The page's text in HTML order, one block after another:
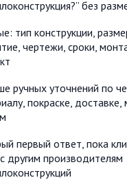
без
тип конструкции,
чертежи, сроки,
ручных уточнений по
покраске,
первый ответ, пока
другим производителям